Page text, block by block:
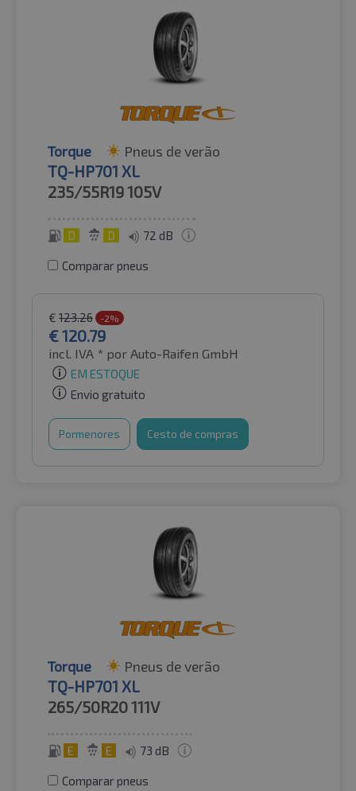
Torque Pneus de verão
TQ-HP701 XL
235/55R19105V
D D 72 dB
Comparar pneus
€ 123.26 -2%
€120.79
incl. IVA * por Auto-Raifen GmbH
EM ESTOQUE
Envio gratuito
Pormenores Cesto de compras
Torque Pneus de verão
TQ-HP701 XL
265/50R20111V
E E 73 dB
Comparar pneus